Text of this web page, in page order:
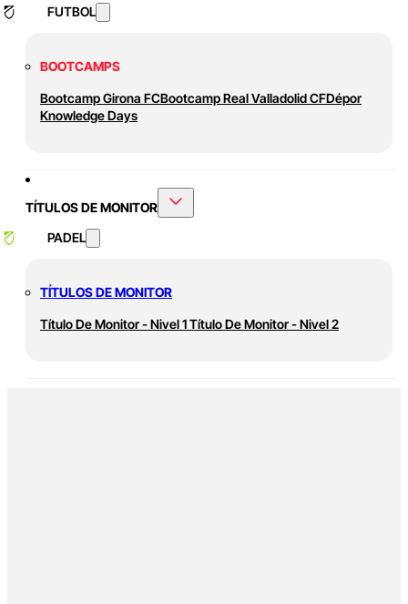
FUTBOL
BOOTCAMPS
Bootcamp Girona FCBootcamp Real Valladolid CFDépor
Knowledge Days
TÍTULOS DE MONITOR
PADEL
TÍTULOS DE MONITOR
Título De Monitor - Nivel 1Título De Monitor - Nivel 2